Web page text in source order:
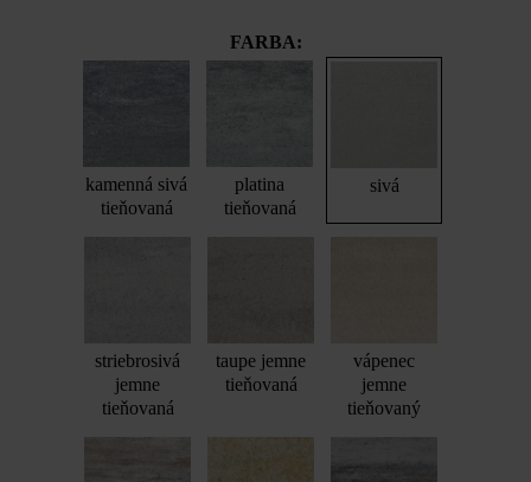
FARBA:
kamenná sivá
tieňovaná
platina
tieňovaná
sivá
striebrosivá
jemne
tieňovaná
taupe jemne
tieňovaná
vápenec
jemne
tieňovaný